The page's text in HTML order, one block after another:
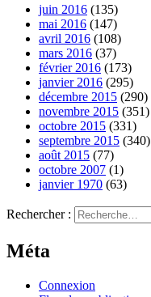
juin 2016 (135)
mai 2016 (147)
avril 2016 (108)
mars 2016 (37)
février 2016 (173)
janvier 2016 (295)
décembre 2015 (290)
novembre 2015 (351)
octobre 2015 (331)
septembre 2015 (340)
août 2015 (77)
octobre 2007 (1)
janvier 1970 (63)
Rechercher :
Méta
Connexion